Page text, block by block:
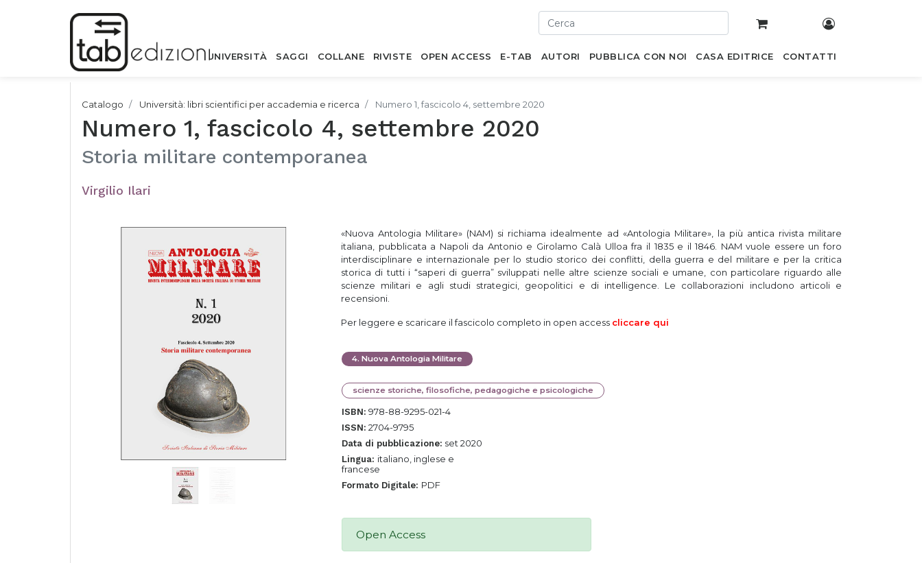
UNIVERSITÀ SAGGI COLLANE RIVISTE OPEN ACCESS E-TAB AUTORI PUBBLICA CON NOI CASA EDITRICE CONTATTI
Catalogo Università: libri scientifici per accademia e ricerca Numero 1, fascicolo 4, settembre 2020
Numero 1, fascicolo 4, settembre 2020
Storia militare contemporanea
Virgilio Ilari
«Nuova Antologia Militare» (NAM) si richiama idealmente ad «Antologia Militare», la più antica rivista militare
italiana, pubblicata a Napoli da Antonio e Girolamo Calà Ulloa fra il 1835 e il 1846. NAM vuole essere un foro
interdisciplinare e internazionale per lo studio storico dei conflitti, della guerra e del militare e per la critica
storica di tutti i “saperi di guerra” sviluppati nelle altre scienze sociali e umane, con particolare riguardo alle
scienze militari e agli studi strategici, geopolitici e di intelligence. Le collaborazioni includono articoli e
recensioni.
Per leggere e scaricare il fascicolo completo in open access cliccare qui
4. Nuova Antologia Militare
scienze storiche, filosofiche, pedagogiche e psicologiche
ISBN: 978-88-9295-021-4
ISSN: 2704-9795
Data di pubblicazione: set 2020
Lingua: italiano, inglese e
francese
Formato Digitale: PDF
Open Access